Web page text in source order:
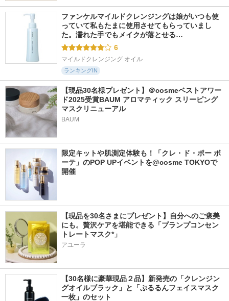
ファンケルマイルドクレンジングは娘がいつも使
っていて私もたまに使用させてもらっていまし
た。濡れた手でもメイクが落とせる…
6
マイルドクレンジング オイル
ランキングIN
【現品30名様プレゼント】＠cosmeベストアワー
ド2025受賞BAUM アロマティック スリーピング
マスクリニューアル
BAUM
限定キットや肌測定体験も！「クレ・ド・ポー ボ
ーテ」のPOP UPイベントを@cosme TOKYOで
開催
【現品を30名さまにプレゼント】自分へのご褒美
にも。贅沢ケアを堪能できる「プランプコンセン
トレートマスク*」
アユーラ
【30名様に豪華現品２品】新発売の「クレンジン
グオイルブラック」と「ぷるるんフェイスマスク
一枚」のセット